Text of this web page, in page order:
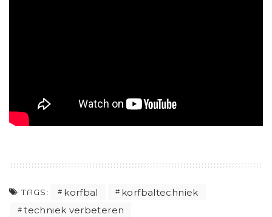
TAGS: korfbal
korfbaltechniek
techniek verbeteren